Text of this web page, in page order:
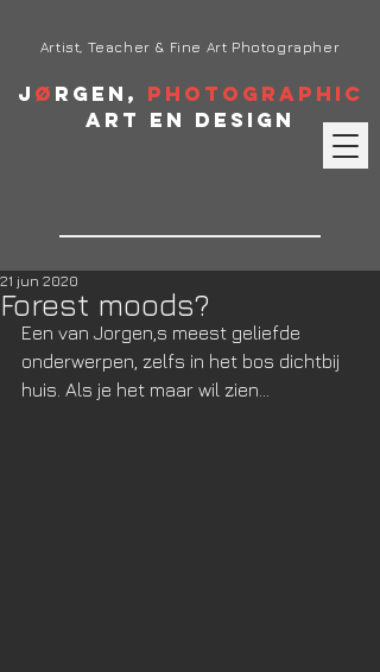
J ø rgen, Photographic
Art en Design
Artist, Teacher & Fine Art Photographer
Forest moods?
21 jun 2020
Een van Jorgen,s meest geliefde
onderwerpen, zelfs in het bos dichtbij
huis. Als je het maar wil zien...